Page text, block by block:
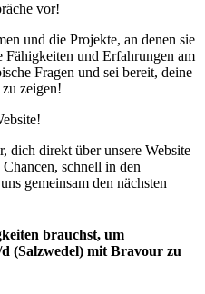
vor!
und die Projekte, an denen sie
und Erfahrungen am
Fragen und sei bereit, deine
zeigen!
dich direkt über unsere Website
schnell in den
gemeinsam den nächsten
brauchst, um
(Salzwedel) mit Bravour zu